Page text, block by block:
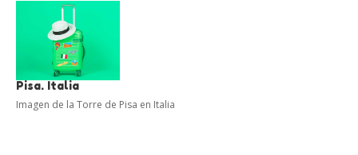
Pisa. Italia
Imagen de la Torre de Pisa en Italia